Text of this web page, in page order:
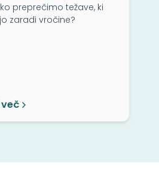
preprečimo težave, ki
zaradi vročine?